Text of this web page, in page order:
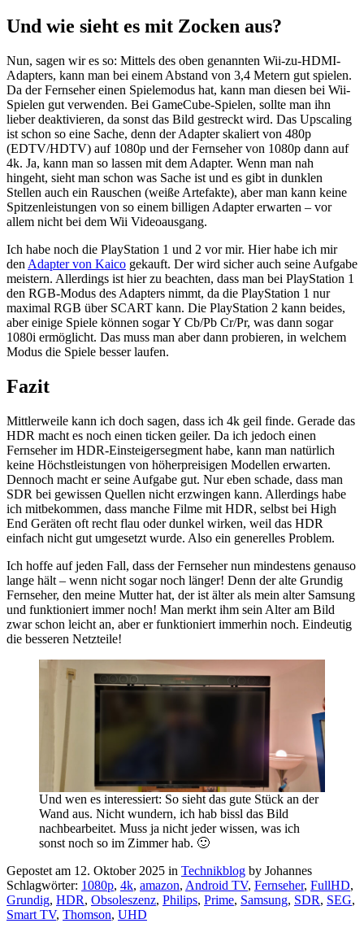
Und wie sieht es mit Zocken aus?
Nun, sagen wir es so: Mittels des oben genannten Wii-zu-HDMI-
Adapters, kann man bei einem Abstand von 3,4 Metern gut spielen.
Da der Fernseher einen Spielemodus hat, kann man diesen bei Wii-
Spielen gut verwenden. Bei GameCube-Spielen, sollte man ihn
lieber deaktivieren, da sonst das Bild gestreckt wird. Das Upscaling
ist schon so eine Sache, denn der Adapter skaliert von 480p
(EDTV/HDTV) auf 1080p und der Fernseher von 1080p dann auf
4k. Ja, kann man so lassen mit dem Adapter. Wenn man nah
hingeht, sieht man schon was Sache ist und es gibt in dunklen
Stellen auch ein Rauschen (weiße Artefakte), aber man kann keine
Spitzenleistungen von so einem billigen Adapter erwarten – vor
allem nicht bei dem Wii Videoausgang.
Ich habe noch die PlayStation 1 und 2 vor mir. Hier habe ich mir
den Adapter von Kaico gekauft. Der wird sicher auch seine Aufgabe
meistern. Allerdings ist hier zu beachten, dass man bei PlayStation 1
den RGB-Modus des Adapters nimmt, da die PlayStation 1 nur
maximal RGB über SCART kann. Die PlayStation 2 kann beides,
aber einige Spiele können sogar Y Cb/Pb Cr/Pr, was dann sogar
1080i ermöglicht. Das muss man aber dann probieren, in welchem
Modus die Spiele besser laufen.
Fazit
Mittlerweile kann ich doch sagen, dass ich 4k geil finde. Gerade das
HDR macht es noch einen ticken geiler. Da ich jedoch einen
Fernseher im HDR-Einsteigersegment habe, kann man natürlich
keine Höchstleistungen von höherpreisigen Modellen erwarten.
Dennoch macht er seine Aufgabe gut. Nur eben schade, dass man
SDR bei gewissen Quellen nicht erzwingen kann. Allerdings habe
ich mitbekommen, dass manche Filme mit HDR, selbst bei High
End Geräten oft recht flau oder dunkel wirken, weil das HDR
einfach nicht gut umgesetzt wurde. Also ein generelles Problem.
Ich hoffe auf jeden Fall, dass der Fernseher nun mindestens genauso
lange hält – wenn nicht sogar noch länger! Denn der alte Grundig
Fernseher, den meine Mutter hat, der ist älter als mein alter Samsung
und funktioniert immer noch! Man merkt ihm sein Alter am Bild
zwar schon leicht an, aber er funktioniert immerhin noch. Eindeutig
die besseren Netzteile!
Und wen es interessiert: So sieht das gute Stück an der
Wand aus. Nicht wundern, ich hab bissl das Bild
nachbearbeitet. Muss ja nicht jeder wissen, was ich
sonst noch so im Zimmer hab. 🙂
Gepostet am 12. Oktober 2025 in Technikblog by Johannes
Schlagwörter: 1080p, 4k, amazon, Android TV, Fernseher, FullHD,
Grundig, HDR, Obsoleszenz, Philips, Prime, Samsung, SDR, SEG,
Smart TV, Thomson, UHD